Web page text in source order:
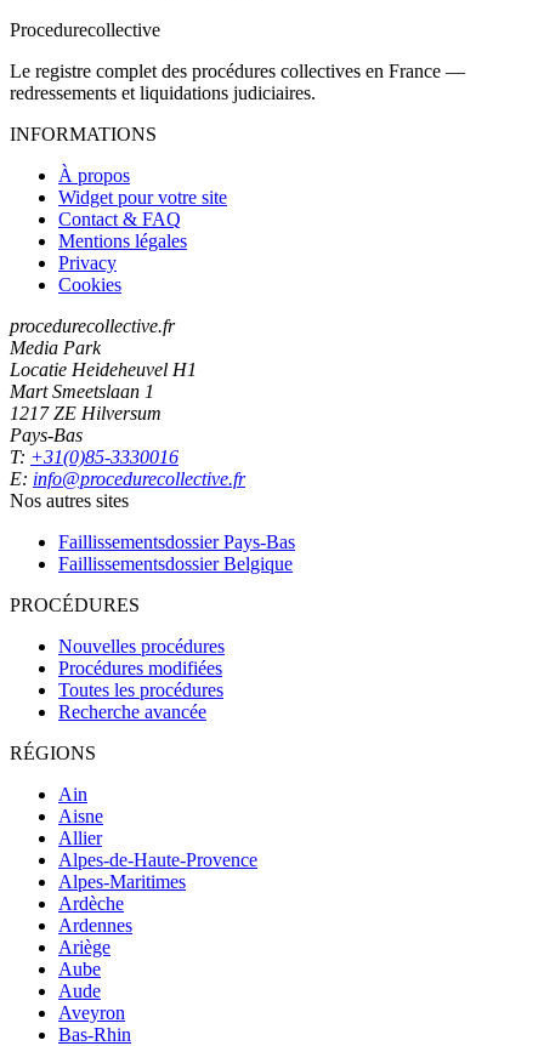
Procedurecollective
Le registre complet des procédures collectives en France —
redressements et liquidations judiciaires.
INFORMATIONS
À propos
Widget pour votre site
Contact & FAQ
Mentions légales
Privacy
Cookies
procedurecollective.fr
Media Park
Locatie Heideheuvel H1
Mart Smeetslaan 1
1217 ZE Hilversum
Pays-Bas
T: +31(0)85-3330016
E: info@procedurecollective.fr
Nos autres sites
Faillissementsdossier Pays-Bas
Faillissementsdossier Belgique
PROCÉDURES
Nouvelles procédures
Procédures modifiées
Toutes les procédures
Recherche avancée
RÉGIONS
Ain
Aisne
Allier
Alpes-de-Haute-Provence
Alpes-Maritimes
Ardèche
Ardennes
Ariège
Aube
Aude
Aveyron
Bas-Rhin